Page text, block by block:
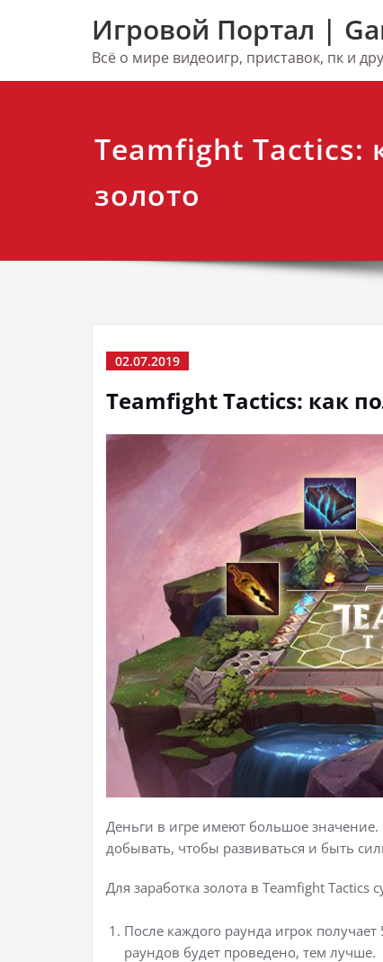
Игровой Портал |
Всё о мире видеоигр, приставок, пк и
Teamfight Tactics:
золото
02.07.2019
Teamfight Tactics: как
Деньги в игре имеют большое значение.
добывать, чтобы развиваться и быть
Для заработка золота в Teamfight
После каждого раунда игрок
раундов будет проведено, тем лучше.